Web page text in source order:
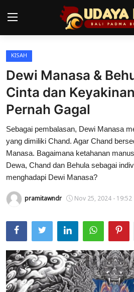
Home
Pura
Desa Adat
Tradisi
Kearifan lokal
Alam Bali
Seni
Kisah
Usadha
Indonesia
KISAH
Dewi Manasa &
Cinta dan
Pernah Gagal
Sebagai pembalasan, Dewi Manasa
yang dimiliki Chand. Agar Chand
Manasa. Bagaimana ketahanan
Dewa, Chand dan Behula sebagai
menghadapi Dewi Manasa?
pramitawndr Nov 25, 2024 - 19:52